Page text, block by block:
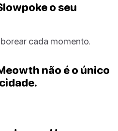
o seu
cada momento.
não é o único